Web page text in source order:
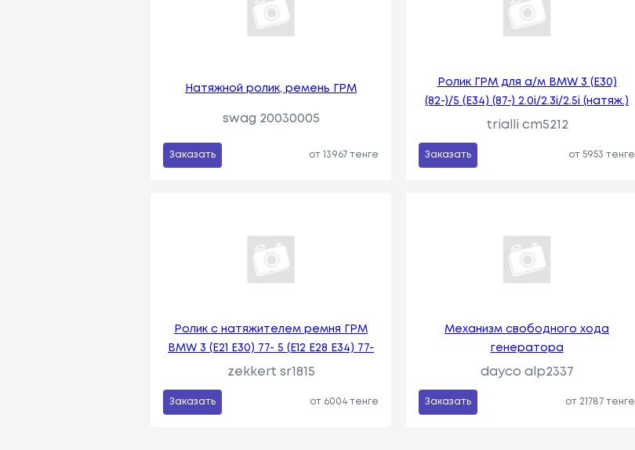
Натяжной ролик, ремень ГРМ
swag 20030005
Заказать от 13967 тенге
Ролик ГРМ для а/м BMW 3 (E30)
(82-)/5 (E34) (87-) 2.0i/2.3i/2.5i (натяж.)
trialli cm5212
Заказать от 5953 тенге
Ролик с натяжителем ремня ГРМ
BMW 3 (E21 E30) 77- 5 (E12 E28 E34) 77-
zekkert sr1815
Заказать от 6004 тенге
Механизм свободного хода
генератора
dayco alp2337
Заказать от 21787 тенге